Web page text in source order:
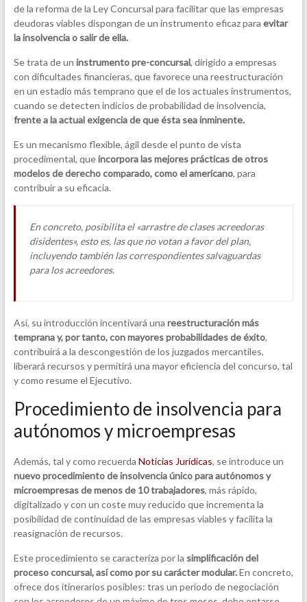
de la reforma de la Ley Concursal para facilitar que las empresas
deudoras viables dispongan de un instrumento eficaz para evitar
la insolvencia o salir de ella.
Se trata de un instrumento pre-concursal, dirigido a empresas
con dificultades financieras, que favorece una reestructuración
en un estadio más temprano que el de los actuales instrumentos,
cuando se detecten indicios de probabilidad de insolvencia,
frente a la actual exigencia de que ésta sea inminente.
Es un mecanismo flexible, ágil desde el punto de vista
procedimental, queincorpora las mejores prácticas de otros
modelos de derecho comparado, como el americano, para
contribuir a su eficacia.
En concreto, posibilita el «arrastre de clases acreedoras
disidentes», esto es, las que no votan a favor del plan,
incluyendo también las correspondientes salvaguardas
para los acreedores.
Así, su introducción incentivará una reestructuración más
temprana y, por tanto, con mayores probabilidades de éxito,
contribuirá a la descongestión de los juzgados mercantiles,
liberará recursos y permitirá una mayor eficiencia del concurso, tal
y como resume el Ejecutivo.
Procedimiento de insolvencia para
autónomos y microempresas
Además, tal y como recuerda Noticias Jurídicas, se introduce un
nuevo procedimiento de insolvencia único para autónomos y
microempresas de menos de 10 trabajadores, más rápido,
digitalizado y con un coste muy reducido que incrementa la
posibilidad de continuidad de las empresas viables y facilita la
reasignación de recursos.
Este procedimiento se caracteriza por la simplificación del
proceso concursal, así como por su carácter modular.En concreto,
ofrece dos itinerarios posibles: tras un período de negociación